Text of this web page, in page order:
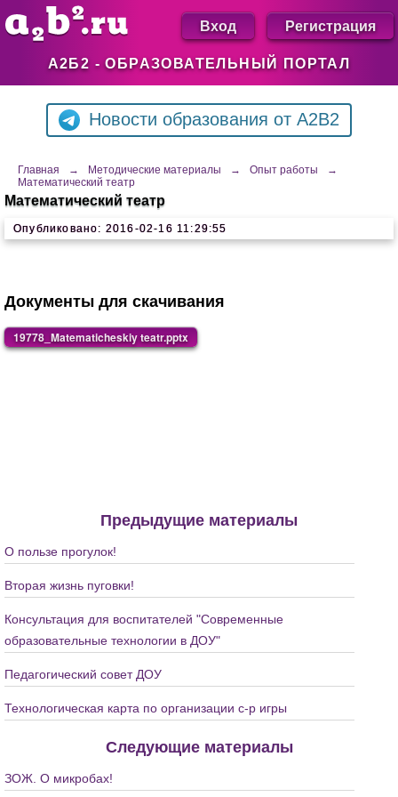
А2Б2 - ОБРАЗОВАТЕЛЬНЫЙ ПОРТАЛ
Вход Регистрация
Новости образования от A2B2
Главная → Методические материалы → Опыт работы
→
Математический театр
Математический театр
Опубликовано: 2016-02-16 11:29:55
Документы для скачивания
19778_Matematicheskiy teatr.pptx
Предыдущие материалы
О пользе прогулок!
Вторая жизнь пуговки!
Консультация для воспитателей "Современные
образовательные технологии в ДОУ"
Педагогический совет ДОУ
Технологическая карта по организации с-р игры
Следующие материалы
ЗОЖ. О микробах!